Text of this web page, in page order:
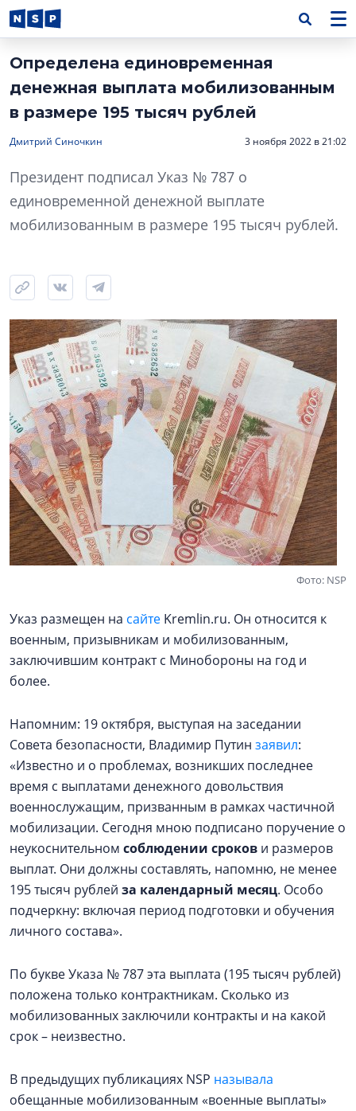
Определена единовременная
денежная выплата мобилизованным
в размере 195 тысяч рублей
Дмитрий Синочкин 3 ноября 2022 в 21:02
Президент подписал Указ № 787 о
единовременной денежной выплате
мобилизованным в размере 195 тысяч рублей.
Фото: NSP
Указ размещен на сайте Kremlin.ru. Он относится к
военным, призывникам и мобилизованным,
заключившим контракт с Минобороны на год и
более.
Напомним: 19 октября, выступая на заседании
Совета безопасности, Владимир Путин заявил:
«Известно и о проблемах, возникших последнее
время с выплатами денежного довольствия
военнослужащим, призванным в рамках частичной
мобилизации. Сегодня мною подписано поручение о
неукоснительном соблюдении сроков и размеров
выплат. Они должны составлять, напомню, не менее
195 тысяч рублей за календарный месяц. Особо
подчеркну: включая период подготовки и обучения
личного состава».
По букве Указа № 787 эта выплата (195 тысяч рублей)
положена только контрактникам. Сколько из
мобилизованных заключили контракты и на какой
срок – неизвестно.
В предыдущих публикациях NSP называла
обещанные мобилизованным «военные выплаты»